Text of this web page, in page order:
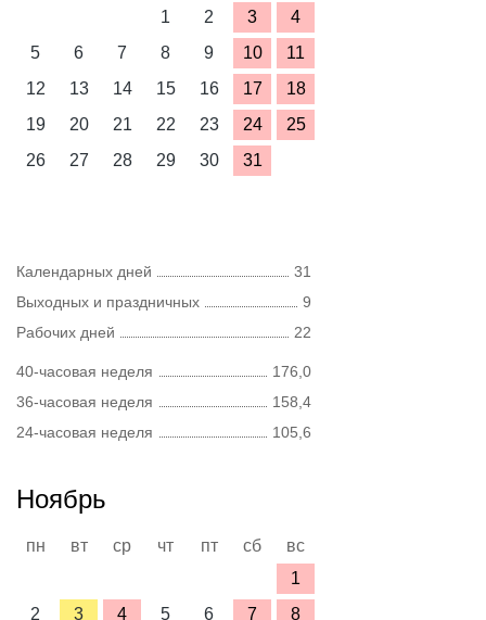
1
2 3
4
5
6 7 8 9 10
11
12
13 14 15 16 17
18
19
20 21 22 23 24
25
26
27 28 29 30 31
Календарных дней
31
Выходных и праздничных
9
Рабочих дней
22
40-часовая неделя
176,0
36-часовая неделя
158,4
24-часовая неделя
105,6
Ноябрь
пн вт ср чт пт сб
вс
1
2
3 4 5 6 7 8